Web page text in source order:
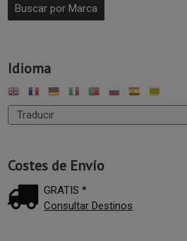
Idioma
Costes de Envío
GRATIS *
Consultar Destinos